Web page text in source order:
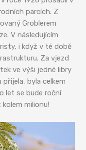
parcích. Z
Groblerem
V následujícím
i když v té době
Za vjezd
ve výši jedné libry
byla celkem
let se bude roční
milionu!